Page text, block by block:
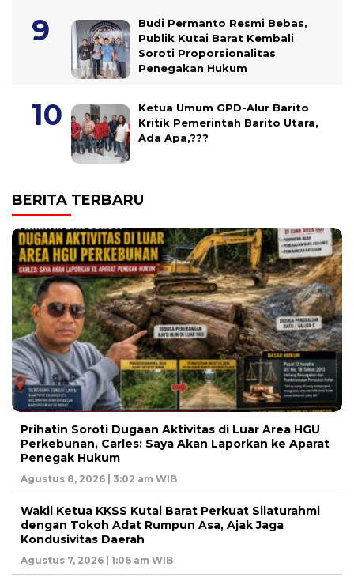
Budi Permanto Resmi Bebas,
Publik Kutai Barat Kembali
Soroti Proporsionalitas
Penegakan Hukum
Ketua Umum GPD-Alur Barito
Kritik Pemerintah Barito Utara,
Ada Apa,???
BERITA TERBARU
Prihatin Soroti Dugaan Aktivitas di Luar Area HGU
Perkebunan, Carles: Saya Akan Laporkan ke Aparat
Penegak Hukum
Agustus 8, 2026 | 3:02 am WIB
Wakil Ketua KKSS Kutai Barat Perkuat Silaturahmi
dengan Tokoh Adat Rumpun Asa, Ajak Jaga
Kondusivitas Daerah
Agustus 7, 2026 | 1:06 am WIB